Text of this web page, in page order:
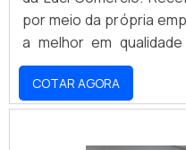
por meio da própria
a melhor em
Quando o assunto é
equipe da Luci
excelente custo-
COTAR AGORA